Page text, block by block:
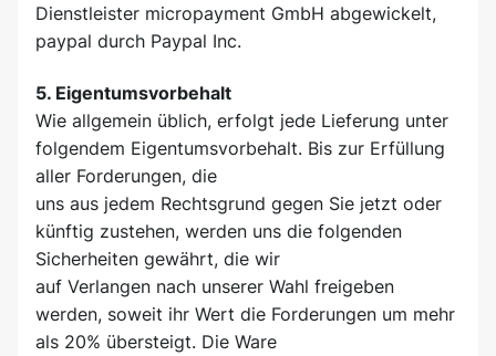
Dienstleister micropayment GmbH abgewickelt,
paypal durch Paypal Inc.
5. Eigentumsvorbehalt
Wie allgemein üblich, erfolgt jede Lieferung unter
folgendem Eigentumsvorbehalt. Bis zur Erfüllung
aller Forderungen, die
uns aus jedem Rechtsgrund gegen Sie jetzt oder
künftig zustehen, werden uns die folgenden
Sicherheiten gewährt, die wir
auf Verlangen nach unserer Wahl freigeben
werden, soweit ihr Wert die Forderungen um mehr
als 20% übersteigt. Die Ware